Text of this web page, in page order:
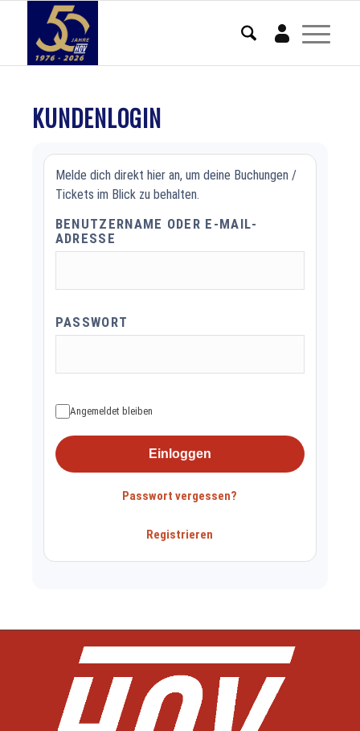
Mein Konto
KUNDENLOGIN
Melde dich direkt hier an, um deine Buchungen /
Tickets im Blick zu behalten.
BENUTZERNAME ODER E-MAIL-
ADRESSE
PASSWORT
Angemeldet bleiben
Einloggen
Passwort vergessen?
Registrieren